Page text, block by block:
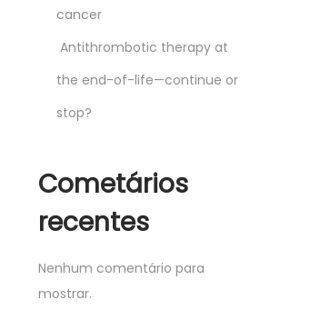
cancer
Antithrombotic therapy at
the end-of-life—continue or
stop?
Cometários
recentes
Nenhum comentário para
mostrar.